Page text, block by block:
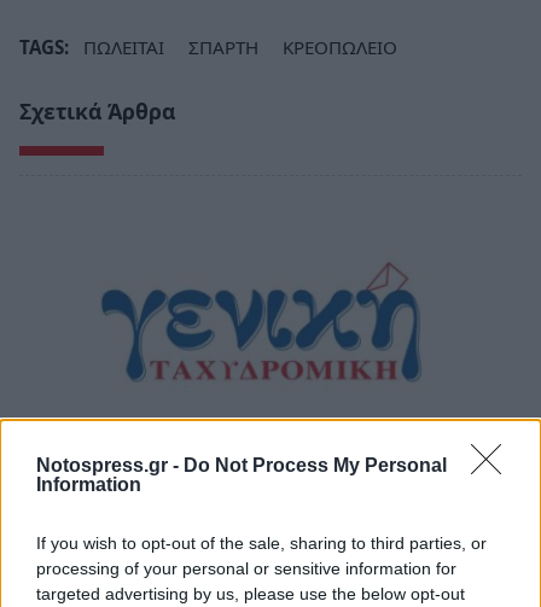
Notospress.gr - Do Not Process My Personal
Information
If you wish to opt-out of the sale, sharing to third parties, or
processing of your personal or sensitive information for
targeted advertising by us, please use the below opt-out
TAGS: ΠΩΛΕΙΤΑΙ ΣΠΑΡΤΗ ΚΡΕΟΠΩΛΕΙΟ
Σχετικά Άρθρα
δικύκλου στη Σπάρτη
08/08/2026 10:18